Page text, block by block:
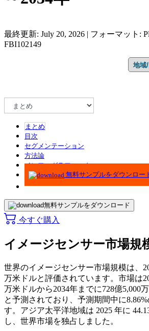
最終更新: July 20, 2026 | フォーマット:
FBI102149
まとめ
目次
セグメンテーション
方法論
インフォグラフィック
無料サンプルをダウンロー
無料サンプルをダウンロード
今すぐ購入
イメージセンサー市場規
世界のイメージセンサー市場規模は、
万米ドルと評価されています。市場は
万米ドルから2034年までに728億5,000
と予測されており、予測期間中に
す。アジア太平洋地域は 2025 年に
し、世界市場を独占しました。